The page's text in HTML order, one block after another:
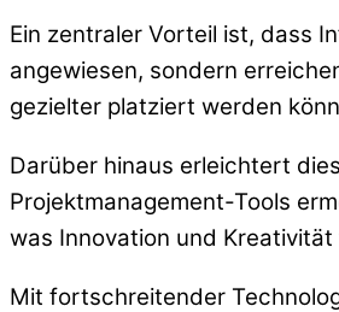
Ein zentraler Vorteil ist, dass
angewiesen, sondern
gezielter platziert werden
Darüber hinaus erleichtert
Projektmanagement-Tools
was Innovation und
Mit fortschreitender